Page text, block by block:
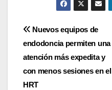
Navegación
de
entradas
Nuevos equipos de
endodoncia permiten una
atención más expedita y
con menos sesiones en el
HRT